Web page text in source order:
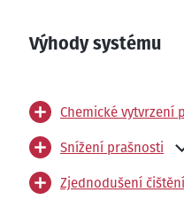
Výhody systému
Chemické vytvrzení
Snížení prašnosti
Zjednodušení čištění